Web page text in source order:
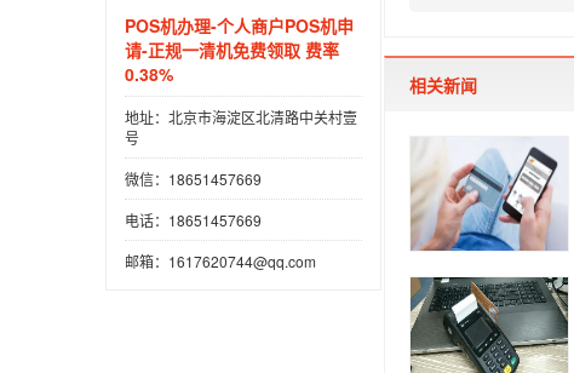
POS机办理-个人商户POS机申
请-正规一清机免费领取 费率
0.38%
地址：北京市海淀区北清路中关村壹
号
微信：18651457669
电话：18651457669
邮箱：1617620744@qq.com
相关新闻